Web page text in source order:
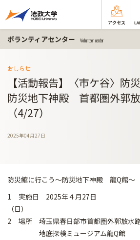
アクセス
ボランティアセンター Volunteer center
おしらせ
【活動報告】〈市ケ谷〉防
防災地下神殿 首都圏外郭
（4/27）
2025年04月27日
防災館に行こう～防災地下神殿 龍Q館～
1 実施日 2025年４月27日
（日
2 場所 埼玉県春日部市首都圏外郭放水
地底探検ミュージアム龍